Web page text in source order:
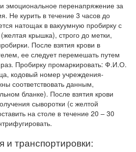
эмоциональное перенапряжение за
Не курить в течение 3 часов до
натощак в вакуумную пробирку с
крышка), строго до метки,
После взятия крови в
ее следует перемешать путем
Пробирку промаркировать: Ф.И.О.
кодовый номер учреждения-
соответствовать данным,
бланке). После взятия крови
сыворотки (с желтой
на столе в течение 20 – 30
и транспортировки: